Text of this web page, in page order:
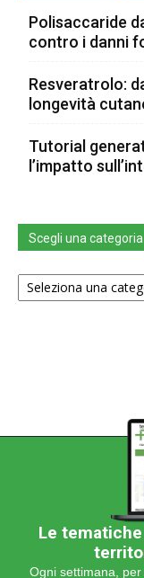
Polisaccaride
contro i danni
Resveratrolo:
longevità
Tutorial
l’impatto
Scegli una categoria
Scegli
una
Le
Ogni settimana,